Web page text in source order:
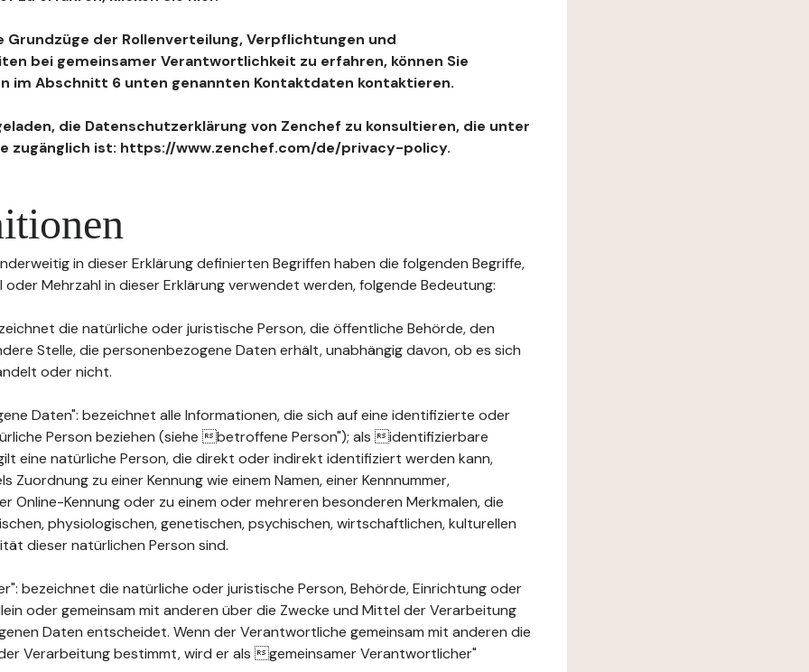
Grundzüge der Rollenverteilung, Verpflichtungen und
bei gemeinsamer Verantwortlichkeit zu erfahren, können Sie
im Abschnitt 6 unten genannten Kontaktdaten kontaktieren.
die Datenschutzerklärung von Zenchef zu konsultieren, die unter
zugänglich ist: https://www.zenchef.com/de/privacy-policy.
in dieser Erklärung definierten Begriffen haben die folgenden Begriffe,
oder Mehrzahl in dieser Erklärung verwendet werden, folgende Bedeutung:
die natürliche oder juristische Person, die öffentliche Behörde, den
Stelle, die personenbezogene Daten erhält, unabhängig davon, ob es sich
oder nicht.
Daten": bezeichnet alle Informationen, die sich auf eine identifizierte oder
Person beziehen (siehe betroffene Person"); als identifizierbare
eine natürliche Person, die direkt oder indirekt identifiziert werden kann,
Zuordnung zu einer Kennung wie einem Namen, einer Kennnummer,
Online-Kennung oder zu einem oder mehreren besonderen Merkmalen, die
physiologischen, genetischen, psychischen, wirtschaftlichen, kulturellen
dieser natürlichen Person sind.
bezeichnet die natürliche oder juristische Person, Behörde, Einrichtung oder
oder gemeinsam mit anderen über die Zwecke und Mittel der Verarbeitung
Daten entscheidet. Wenn der Verantwortliche gemeinsam mit anderen die
Verarbeitung bestimmt, wird er als gemeinsamer Verantwortlicher"